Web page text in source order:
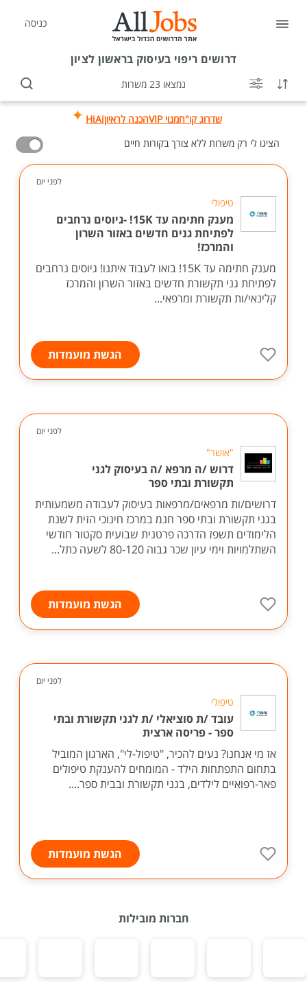
כניסה
דרושים ריפוי בעיסוק בראשון לציון
נמצאו 23 משרות
שדרוג קו"חמנוי VIP הכנה לראיוןHiAi
הציגו לי רק משרות ללא צורך בקורות חיים
לפני יום
טיפולי
מענק חתימה עד 15K! -גיוסים נרחבים
לפתיחת גנים חדשים באזור השרון
והמרכז!
מענק חתימה עד 15K! בואו לעבוד איתנו! גיוסים נרחבים
לפתיחת גני תקשורת חדשים באזור השרון והמרכז
קלינאי/ות תקשורת ומרפאי...
הגשת מועמדות
לפני יום
"אושר"
דרוש /ה מרפא /ה בעיסוק לגני
תקשורת ובתי ספר
דרושים/ות מרפאים/מרפאות בעיסוק לעבודה משמעותית
בגני תקשורת ובתי ספר חנמ במרכז חינוכי הזית לשנת
הלימודים תשפז הדרכה פרטנית שבועית סקטור חודשי
השתלמויות וימי עיון שכר גבוה 80-120 לשעה כתל...
הגשת מועמדות
לפני יום
טיפולי
עובד /ת סוציאלי /ת לגני תקשורת ובתי
ספר - פריסה ארצית
אז מי אנחנו? נעים להכיר, "טיפול-לי", הארגון המוביל
בתחום התפתחות הילד - המומחים להענקת טיפולים
פאר-רפואיים לילדים, בגני תקשורת ובבית ספר....
הגשת מועמדות
חברות מובילות